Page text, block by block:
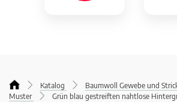
Katalog
Baumwoll Gewebe und
Muster
Grün blau gestreiften nahtlose